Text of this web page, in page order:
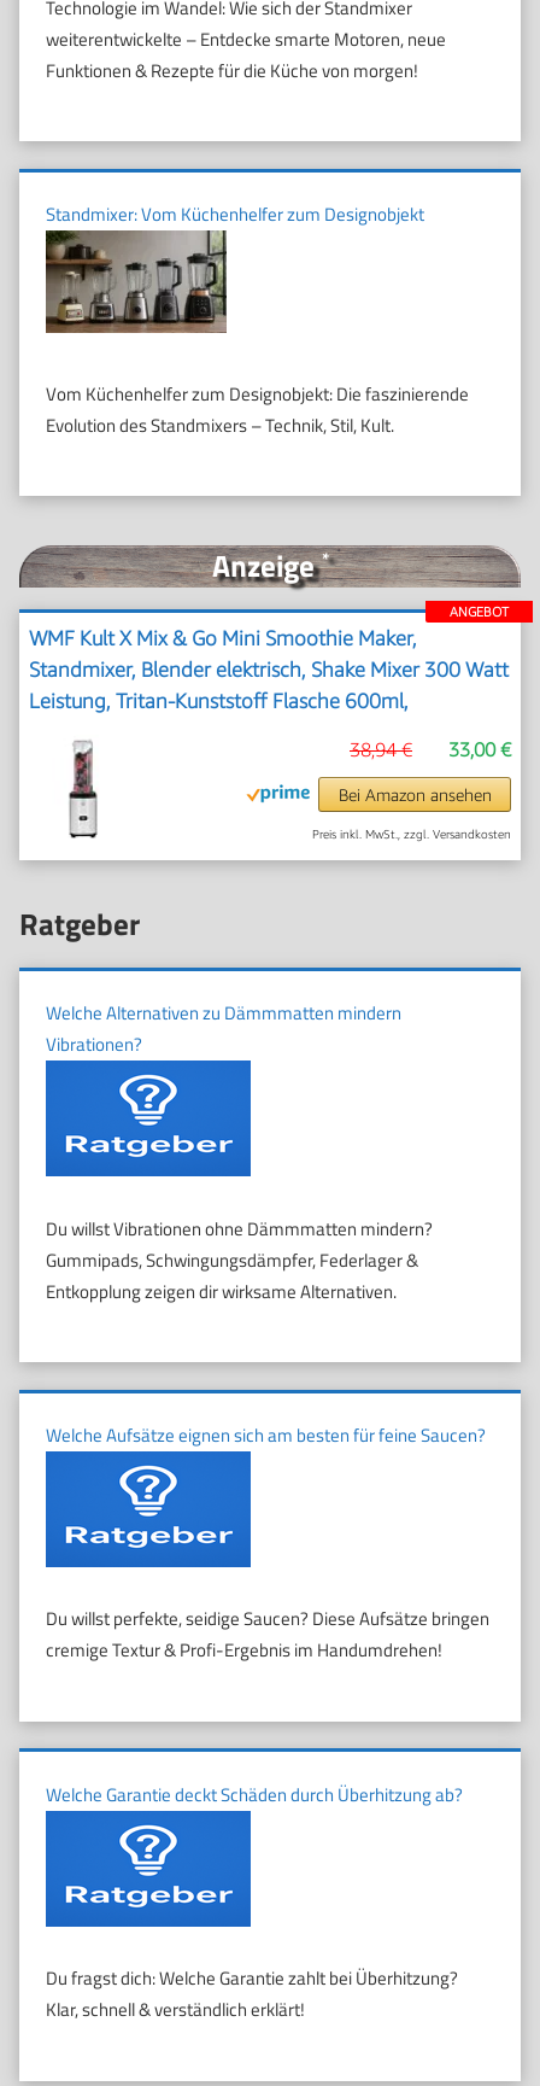
Technologie im Wandel: Wie sich der Standmixer
weiterentwickelte – Entdecke smarte Motoren, neue
Funktionen & Rezepte für die Küche von morgen!
Standmixer: Vom Küchenhelfer zum Designobjekt
Vom Küchenhelfer zum Designobjekt: Die faszinierende
Evolution des Standmixers – Technik, Stil, Kult.
Ratgeber
Welche Alternativen zu Dämmmatten mindern
Vibrationen?
Du willst Vibrationen ohne Dämmmatten mindern?
Gummipads, Schwingungsdämpfer, Federlager &
Entkopplung zeigen dir wirksame Alternativen.
Welche Aufsätze eignen sich am besten für feine Saucen?
Du willst perfekte, seidige Saucen? Diese Aufsätze bringen
cremige Textur & Profi-Ergebnis im Handumdrehen!
Welche Garantie deckt Schäden durch Überhitzung ab?
Du fragst dich: Welche Garantie zahlt bei Überhitzung?
Klar, schnell & verständlich erklärt!
Anzeige*
ANGEBOT
WMF Kult X Mix & Go Mini Smoothie Maker,
Standmixer, Blender elektrisch, Shake Mixer 300 Watt
Leistung, Tritan-Kunststoff Flasche 600ml,
Silber/Schwarz
33,00 €
38,94 €
Bei Amazon ansehen
Preis inkl. MwSt., zzgl. Versandkosten